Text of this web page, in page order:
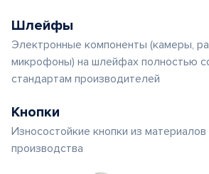
Шлейфы
Электронные компоненты (камеры,
микрофоны) на шлейфах полностью
стандартам производителей
Кнопки
Износостойкие кнопки из материалов
производства